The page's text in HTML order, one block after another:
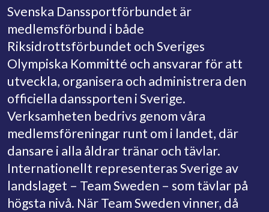
Svenska Danssportförbundet är
medlemsförbund i både
Riksidrottsförbundet och Sveriges
Olympiska Kommitté och ansvarar för att
utveckla, organisera och administrera den
officiella danssporten i Sverige.
Verksamheten bedrivs genom våra
medlemsföreningar runt om i landet, där
dansare i alla åldrar tränar och tävlar.
Internationellt representeras Sverige av
landslaget – Team Sweden – som tävlar på
högsta nivå. När Team Sweden vinner, då